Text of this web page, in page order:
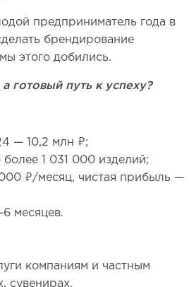
предприниматель года в
брендирование
этого добились.
готовый путь к успеху?
— 10,2 млн ₽;
1 031 000 изделий;
₽/месяц, чистая прибыль —
месяцев.
компаниям и частным
сувенирах.